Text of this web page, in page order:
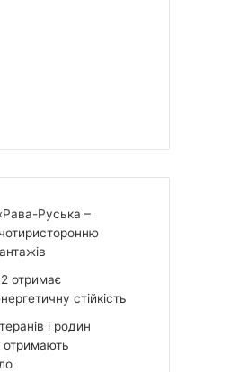
Руська –
отримає
стійкість
і родин
отримають